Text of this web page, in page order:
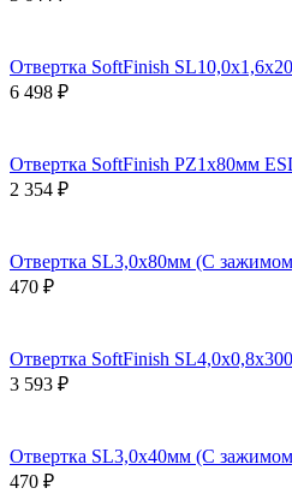
Отвертка SoftFinish
6 498 ₽
Отвертка SoftFinish PZ1х80мм
2 354 ₽
Отвертка SL3,0х80мм (C
470 ₽
Отвертка SoftFinish
3 593 ₽
Отвертка SL3,0х40мм (C
470 ₽